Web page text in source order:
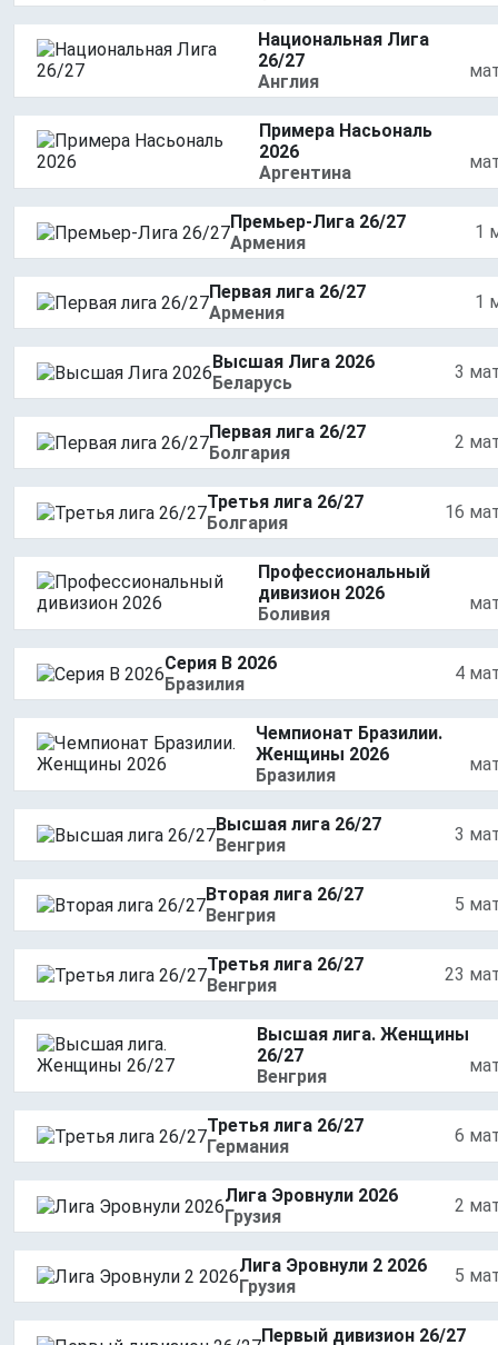
Национальная Лига
26/27
Англия
Примера Насьональ
2026
Аргентина
Премьер-Лига 26/27
Армения
1
Первая лига 26/27
Армения
1
Высшая Лига 2026
Беларусь
3
Первая лига 26/27
Болгария
2
Третья лига 26/27
Болгария
16
Профессиональный
дивизион 2026
Боливия
Серия В 2026
Бразилия
4
Чемпионат Бразилии.
Женщины 2026
Бразилия
Высшая лига 26/27
Венгрия
3
Вторая лига 26/27
Венгрия
5
Третья лига 26/27
Венгрия
23
Высшая лига. Женщины
26/27
Венгрия
Третья лига 26/27
Германия
6
Лига Эровнули 2026
Грузия
2
Лига Эровнули 2 2026
Грузия
5
Первый дивизион 26/27